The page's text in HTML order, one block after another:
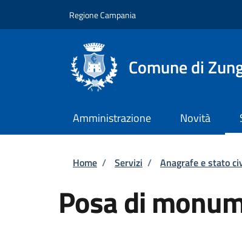
Regione Campania
Comune di
Amministrazione Novità
Briciole di pane
Home / Servizi / Anagrafe e stato
Posa di